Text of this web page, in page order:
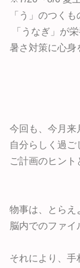
「う」のつく
「うなぎ」が
暑さ対策に心身
今回も、今月
自分らしく過
ご計画のヒント
物事は、とらえ
脳内でのファイ
それにより、手